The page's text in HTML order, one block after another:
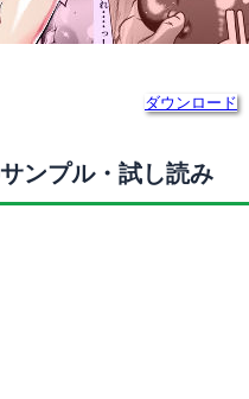
ダウンロード
ンプル・試し読み